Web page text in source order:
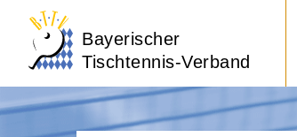
Bayerischer
Tischtennis-Verband